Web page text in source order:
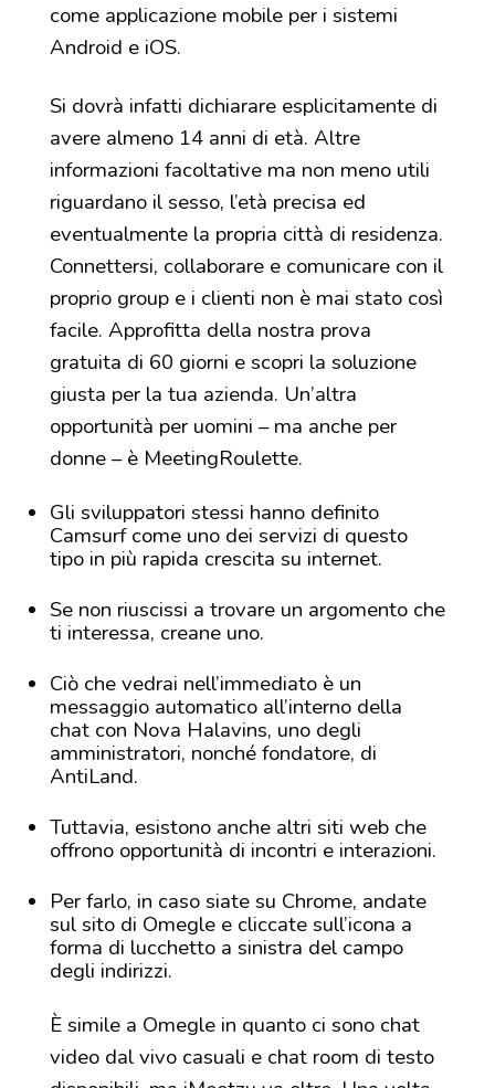
come applicazione mobile per i sistemi
Android e iOS.
Si dovrà infatti dichiarare esplicitamente di
avere almeno 14 anni di età. Altre
informazioni facoltative ma non meno utili
riguardano il sesso, l’età precisa ed
eventualmente la propria città di residenza.
Connettersi, collaborare e comunicare con il
proprio group e i clienti non è mai stato così
facile. Approfitta della nostra prova
gratuita di 60 giorni e scopri la soluzione
giusta per la tua azienda. Un’altra
opportunità per uomini – ma anche per
donne – è MeetingRoulette.
Gli sviluppatori stessi hanno definito
Camsurf come uno dei servizi di questo
tipo in più rapida crescita su internet.
Se non riuscissi a trovare un argomento che
ti interessa, creane uno.
Ciò che vedrai nell’immediato è un
messaggio automatico all’interno della
chat con Nova Halavins, uno degli
amministratori, nonché fondatore, di
AntiLand.
Tuttavia, esistono anche altri siti web che
offrono opportunità di incontri e interazioni.
Per farlo, in caso siate su Chrome, andate
sul sito di Omegle e cliccate sull’icona a
forma di lucchetto a sinistra del campo
degli indirizzi.
È simile a Omegle in quanto ci sono chat
video dal vivo casuali e chat room di testo